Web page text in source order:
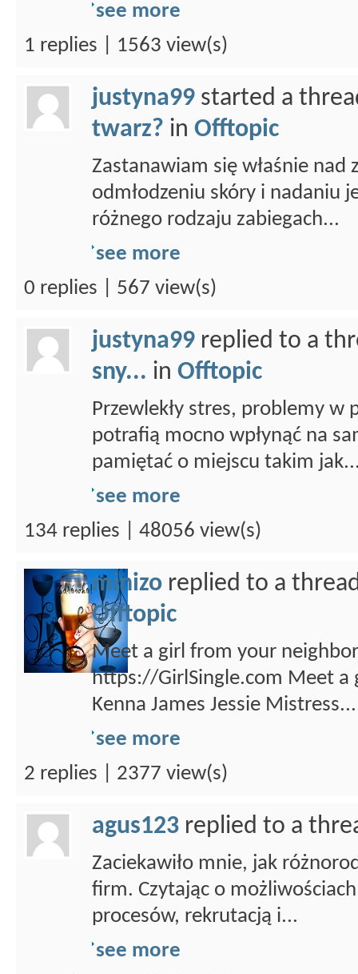
see more
1 replies | 1563 view(s)
justyna99 started a
twarz? in Offtopic
Zastanawiam się właśnie
odmłodzeniu skóry i nadaniu
różnego rodzaju zabiegach...
see more
0 replies | 567 view(s)
justyna99 replied to a
sny... in Offtopic
Przewlekły stres, problemy w
potrafią mocno wpłynąć na
pamiętać o miejscu takim
see more
134 replies | 48056 view(s)
minizo replied to a
Offtopic
Meet a girl from your
https://GirlSingle.com Meet a
Kenna James Jessie Mistress...
see more
2 replies | 2377 view(s)
agus123 replied to a
Zaciekawiło mnie, jak
firm. Czytając o
procesów, rekrutacją i...
see more